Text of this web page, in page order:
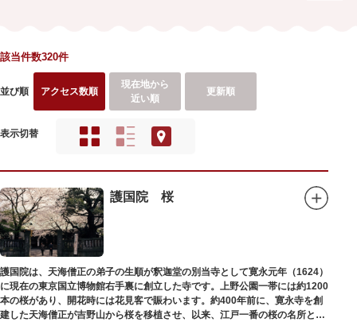
該当件数320件
並び順 アクセス数順
現在地から
近い順
更新順
表示切替
護国院 桜
護国院は、天海僧正の弟子の生順が釈迦堂の別当寺として寛永元年（1624）
に現在の東京国立博物館右手裏に創立した寺です。上野公園一帯には約1200
本の桜があり、開花時には花見客で賑わいます。約400年前に、寛永寺を創
建した天海僧正が吉野山から桜を移植させ、以来、江戸一番の桜の名所とし